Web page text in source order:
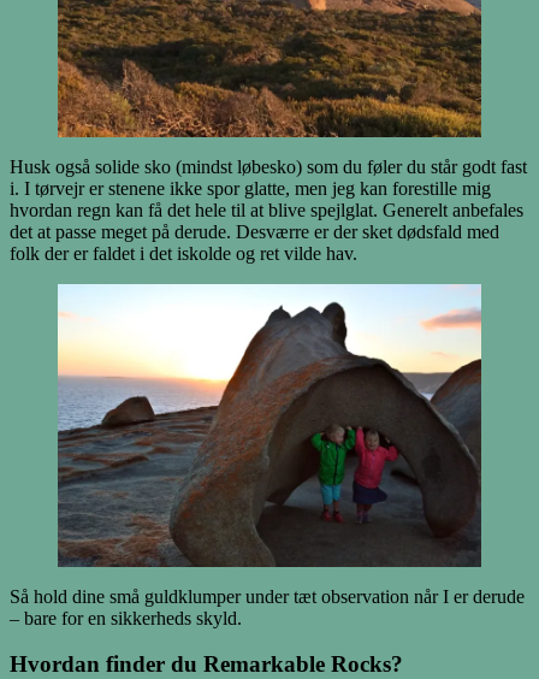
Husk også solide sko (mindst løbesko) som du føler du står godt fast
i. I tørvejr er stenene ikke spor glatte, men jeg kan forestille mig
hvordan regn kan få det hele til at blive spejlglat. Generelt anbefales
det at passe meget på derude. Desværre er der sket dødsfald med
folk der er faldet i det iskolde og ret vilde hav.
Så hold dine små guldklumper under tæt observation når I er derude
– bare for en sikkerheds skyld.
Hvordan finder du Remarkable Rocks?